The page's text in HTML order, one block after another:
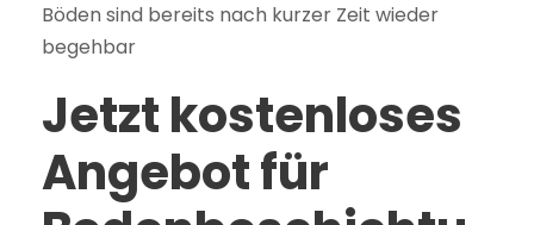
Böden sind bereits nach kurzer Zeit wieder
begehbar
Jetzt kostenloses
Angebot für